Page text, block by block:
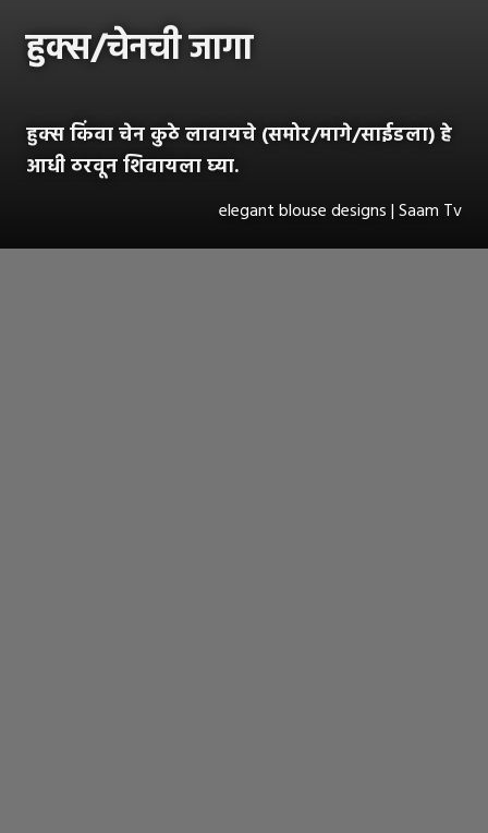
हुक्स/चेनची जागा
हुक्स किंवा चेन कुठे लावायचे (समोर/मागे/साईडला) हे
आधी ठरवून शिवायला घ्या.
elegant blouse designs | Saam Tv